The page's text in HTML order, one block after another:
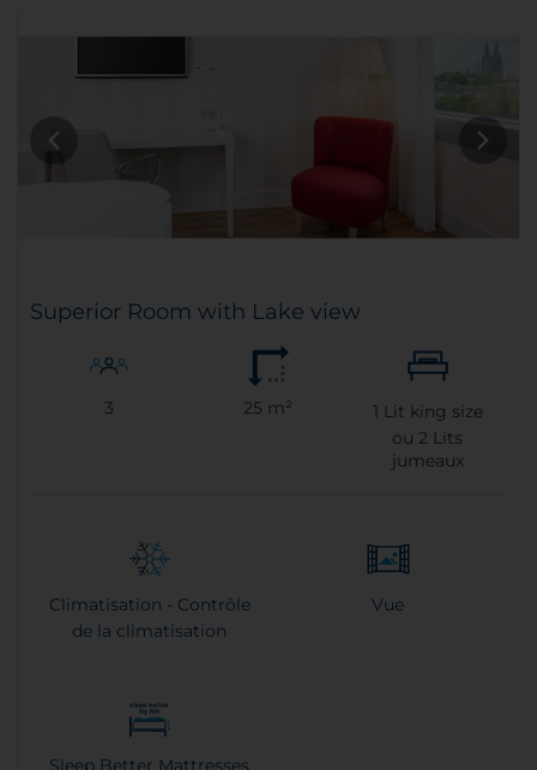
Superior Room with Lake view
3 25 m² 1 Lit king size
ou 2 Lits
jumeaux
Climatisation - Contrôle
de la climatisation
Vue
Sleep Better Mattresses